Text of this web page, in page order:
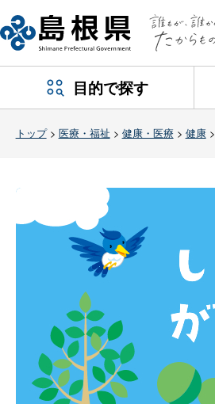
目的で探す
トップ> 医療・福祉 > 健康・医療 > 健康>